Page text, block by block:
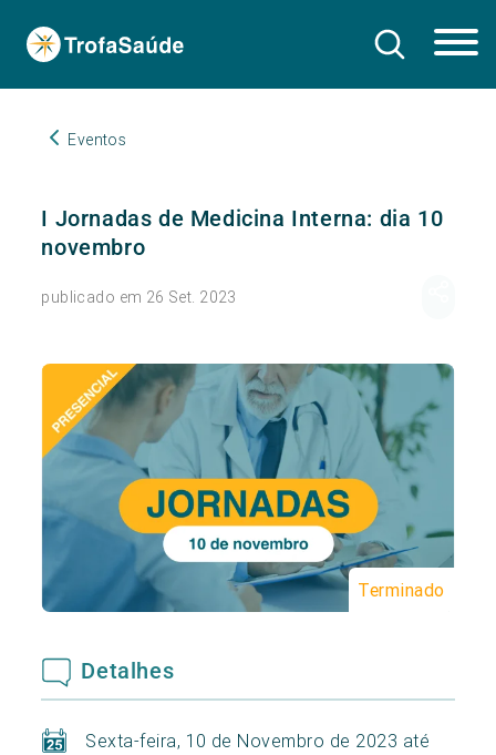
Eventos
I Jornadas de Medicina Interna: dia 10
novembro
publicado em 26 Set. 2023
Terminado
Detalhes
Sexta-feira, 10 de Novembro de 2023 até